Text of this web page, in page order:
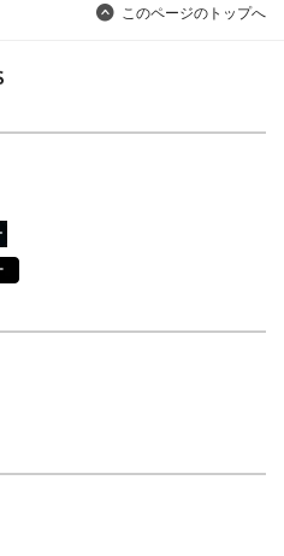
このページのトップへ